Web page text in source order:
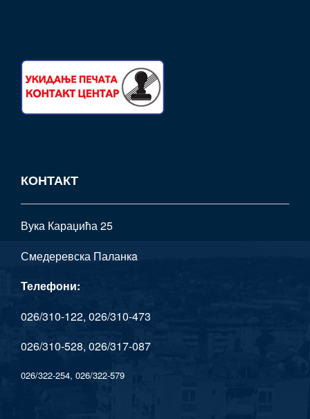
КОНТАКТ
Вука Караџића 25
Смедеревска Паланкa
Телефони:
026/310-122, 026/310-473
026/310-528, 026/317-087
026/322-254, 026/322-579